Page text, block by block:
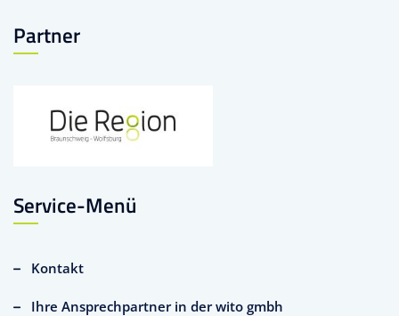
Partner
Service-Menü
Kontakt
Ihre Ansprechpartner in der wito gmbh